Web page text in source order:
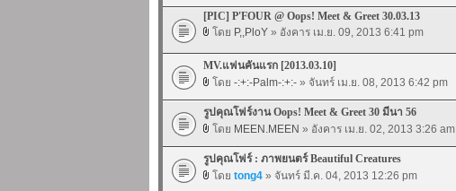
[PIC] P'FOUR @ Oops! Meet & Greet 30.03.13
โดย P,,PloY » อังคาร เม.ย. 09, 2013 6:41 pm
MV.แฟนคันแรก [2013.03.10]
โดย -:+:-Palm-:+:- » จันทร์ เม.ย. 08, 2013 6:42 pm
รูปคุณโฟร์งาน Oops! Meet & Greet 30 มีนา 56
โดย MEEN.MEEN » อังคาร เม.ย. 02, 2013 3:26 am
รูปคุณโฟร์ : ภาพยนตร์ Beautiful Creatures
โดย tong4 » จันทร์ มี.ค. 04, 2013 12:26 pm